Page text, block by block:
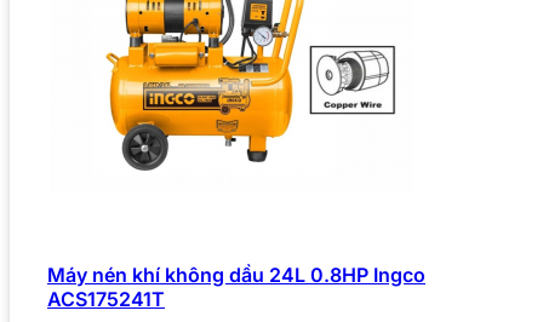
Máy nén khí không dầu 24L 0.8HP Ingco
ACS175241T